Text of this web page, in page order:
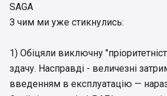
SAGA
З чим ми уже стикнулись:
1) Обіцяли виключну
здачу. Насправді - величезні
введенням в експлуатацію —